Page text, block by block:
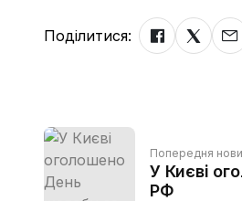
Поділитися:
Попередня
У Києві
РФ